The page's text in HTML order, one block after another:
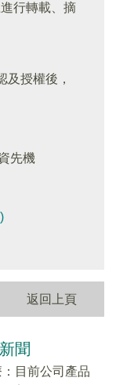
行轉載、摘
及授權後，
先機
返回上頁
聞
目前公司產品